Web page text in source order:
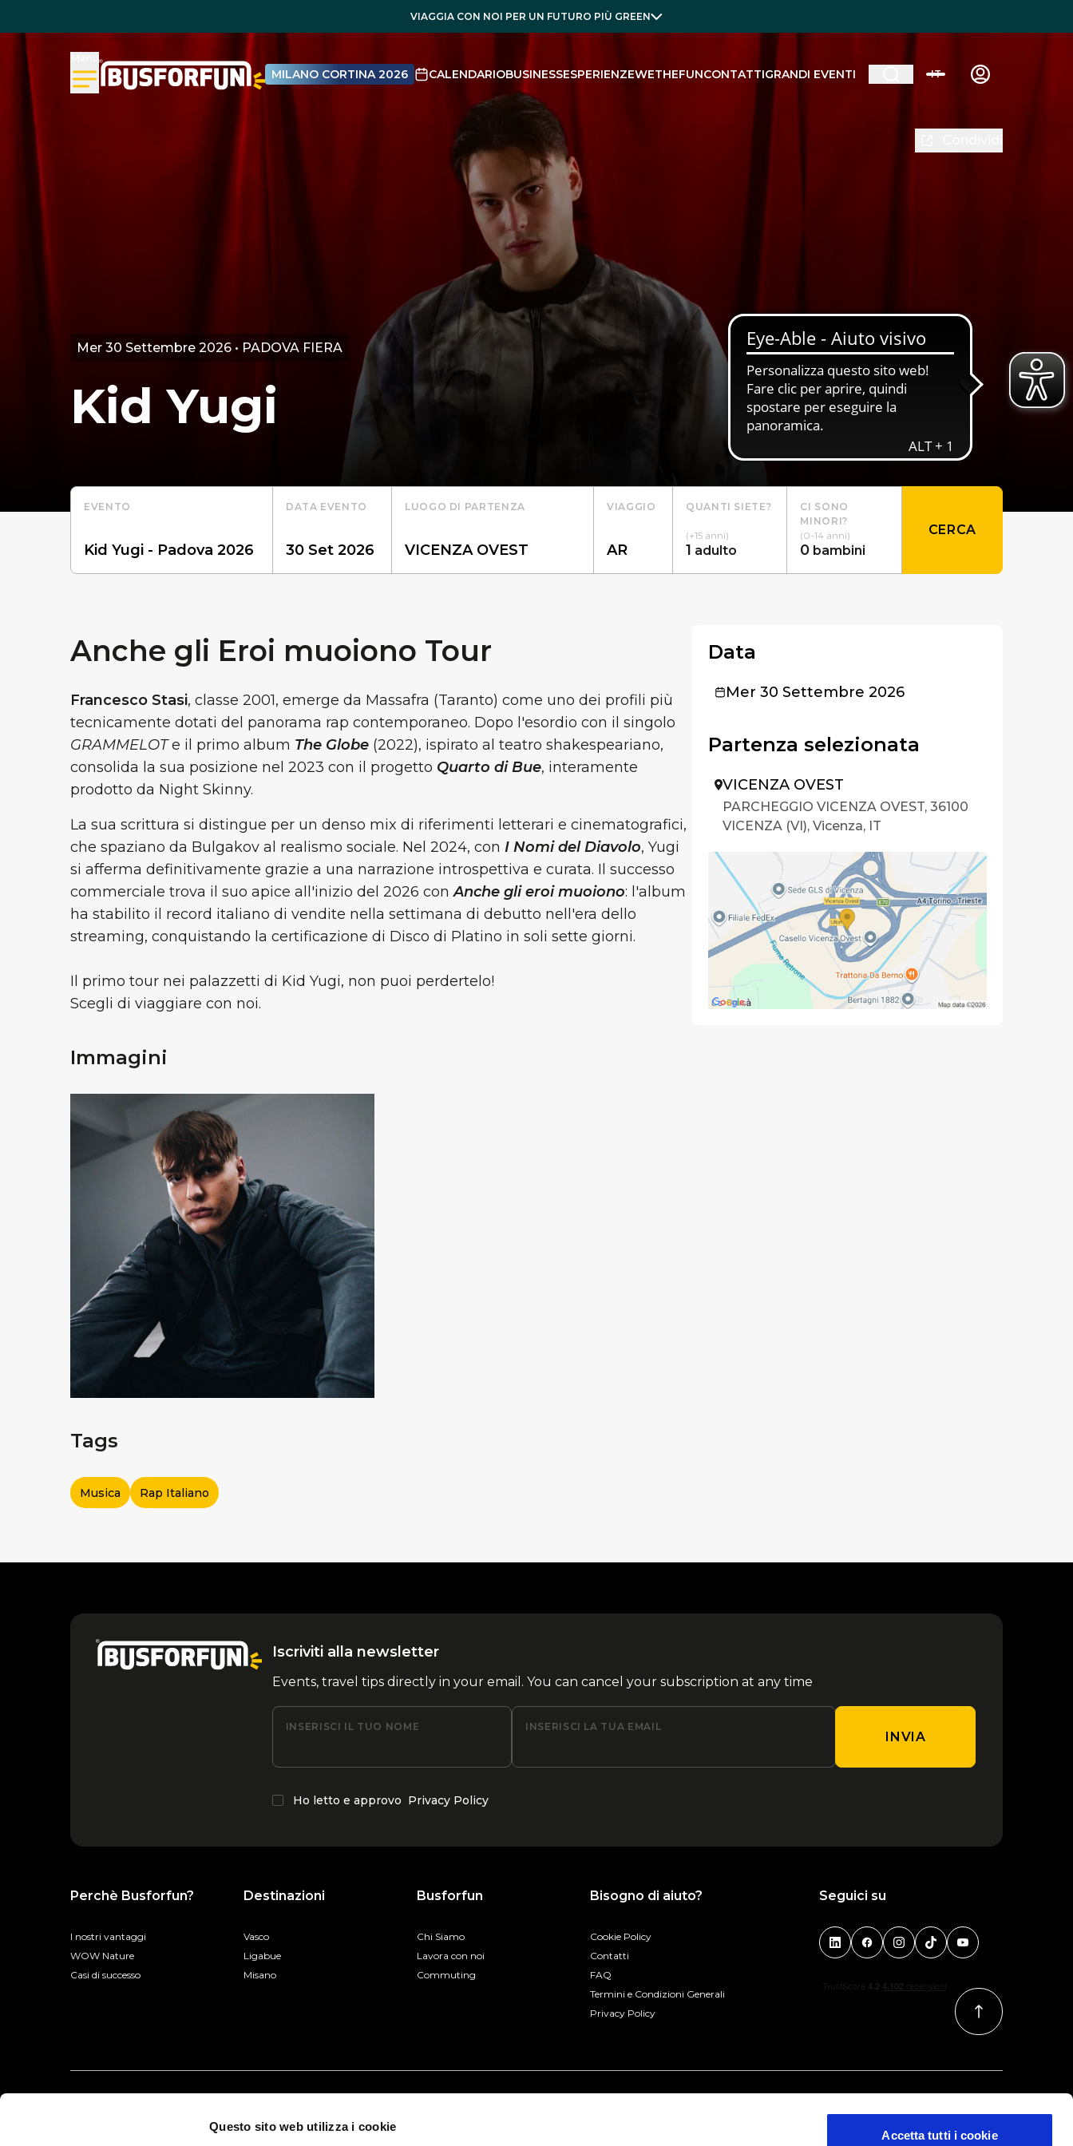
Questo sito web utilizza i cookie
Accetta tutti i cookie
VIAGGIA CON NOI PER UN FUTURO PIÙ GREEN
MILANO CORTINA 2026 CALENDARIOBUSINESSESPERIENZEWETHEFUNCONTATTIGRANDI EVENTI IT
Mer 30 Settembre 2026 • PADOVA FIERA
Kid Yugi
EVENTO DATA EVENTO LUOGO DI PARTENZA VIAGGIO QUANTI SIETE?
(+15 anni)
1 adulto
CI SONO
MINORI?
(0-14 anni)
0 bambini
CERCA
Anche gli Eroi muoiono Tour
Francesco Stasi, classe 2001, emerge da Massafra (Taranto) come uno dei profili più
tecnicamente dotati del panorama rap contemporaneo. Dopo l'esordio con il singolo
GRAMMELOTe il primo album The Globe (2022), ispirato al teatro shakespeariano,
consolida la sua posizione nel 2023 con il progetto Quarto di Bue, interamente
prodotto da Night Skinny.
La sua scrittura si distingue per un denso mix di riferimenti letterari e cinematografici,
che spaziano da Bulgakov al realismo sociale. Nel 2024, con I Nomi del Diavolo, Yugi
si afferma definitivamente grazie a una narrazione introspettiva e curata. Il successo
commerciale trova il suo apice all'inizio del 2026 conAnche gli eroi muoiono: l'album
ha stabilito il record italiano di vendite nella settimana di debutto nell'era dello
streaming, conquistando la certificazione di Disco di Platino in soli sette giorni.
Il primo tour nei palazzetti di Kid Yugi, non puoi perdertelo!
Scegli di viaggiare con noi.
Immagini
Tags
Musica Rap Italiano
Data
Mer 30 Settembre 2026
Partenza selezionata
VICENZA OVEST
PARCHEGGIO VICENZA OVEST, 36100
VICENZA (VI), Vicenza, IT
Iscriviti alla newsletter
Events, travel tips directly in your email. You can cancel your subscription at any time
INSERISCI IL TUO NOME INSERISCI LA TUA EMAIL
INVIA
Ho letto e approvo Privacy Policy
Perchè Busforfun?
I nostri vantaggi
WOW Nature
Casi di successo
Destinazioni
Vasco
Ligabue
Misano
Busforfun
Chi Siamo
Lavora con noi
Commuting
Bisogno di aiuto?
Cookie Policy
Contatti
FAQ
Termini e Condizioni Generali
Privacy Policy
Seguici su